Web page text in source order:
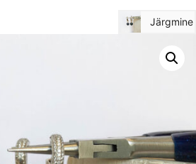
Järgmine